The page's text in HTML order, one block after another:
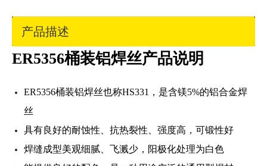
产品描述
ER5356桶装铝焊丝产品说明
ER5356桶装铝焊丝也称HS331，是含镁5%的铝合金焊
丝
具有良好的耐蚀性、抗热裂性、强度高，可锻性好
焊缝成型美观细腻、飞溅少，阳极化处理为白色